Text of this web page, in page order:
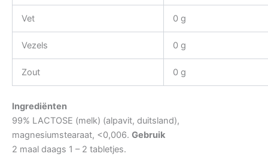
Vet 0 g
Vezels 0 g
Zout 0 g
Ingrediënten
99% LACTOSE (melk) (alpavit, duitsland),
magnesiumstearaat, <0,006. Gebruik
2 maal daags 1 – 2 tabletjes.